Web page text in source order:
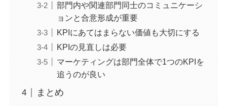
部門内や関連部門同士のコミュニケーシ
ョンと合意形成が重要
KPIにあてはまらない価値も大切にする
KPIの見直しは必要
マーケティングは部門全体で1つのKPIを
追うのが良い
まとめ